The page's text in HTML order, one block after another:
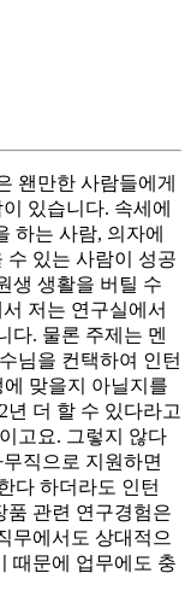
왠만한 사람들에게
있습니다. 속세에
하는 사람, 의자에
수 있는 사람이 성공
생 생활을 버틸 수
저는 연구실에서
다. 물론 주제는 멘
님을 컨택하여 인턴
맞을지 아닐지를
더 할 수 있다라고
고요. 그렇지 않다
직으로 지원하면
다 하더라도 인턴
품 관련 연구경험은
무에서도 상대적으
때문에 업무에도 충